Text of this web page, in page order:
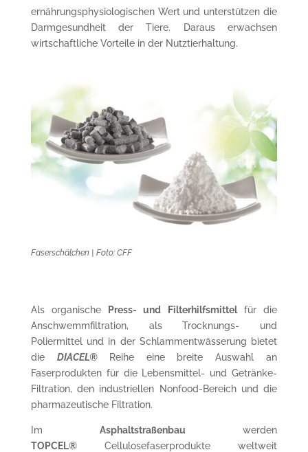
ernährungsphysiologischen Wert und unterstützen die
Darmgesundheit der Tiere. Daraus erwachsen
wirtschaftliche Vorteile in der Nutztierhaltung.
Faserschälchen | Foto: CFF
Als organische Press- und Filterhilfsmittelfür die
Anschwemmfiltration, als Trocknungs- und
Poliermittel und in der Schlammentwässerung bietet
die DIACEL®
Reihe eine breite Auswahl an
Faserprodukten für die Lebensmittel- und Getränke-
Filtration, den industriellen Nonfood-Bereich und die
pharmazeutische Filtration.
Im Asphaltstraßenbau werden
TOPCEL®
Cellulosefaserprodukte weltweit